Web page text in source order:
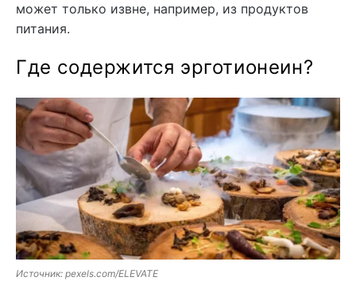
может только извне, например, из продуктов
питания.
Где содержится эрготионеин?
Источник: pexels.com/ELEVATE